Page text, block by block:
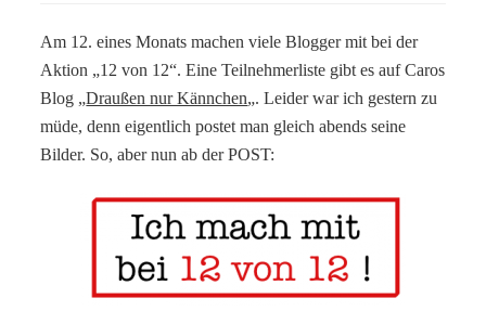
Am 12. eines Monats machen viele Blogger mit bei der
Aktion „12 von 12“. Eine Teilnehmerliste gibt es auf Caros
Blog „Draußen nur Kännchen„. Leider war ich gestern zu
müde, denn eigentlich postet man gleich abends seine
Bilder. So, aber nun ab der POST: